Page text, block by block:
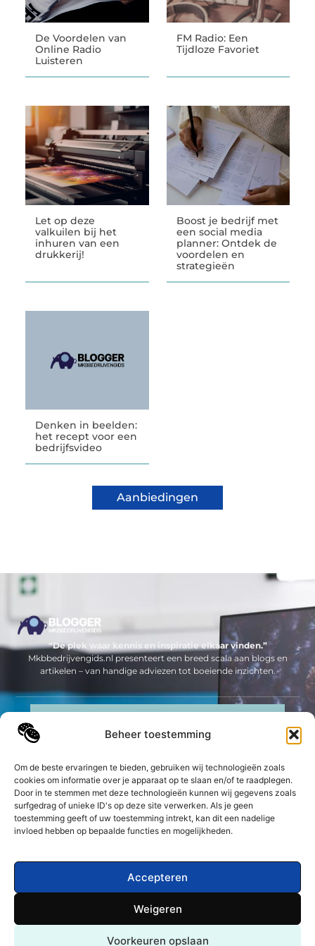
Beheer toestemming
Om de beste ervaringen te bieden, gebruiken wij technologieën zoals
cookies om informatie over je apparaat op te slaan en/of te raadplegen.
Door in te stemmen met deze technologieën kunnen wij gegevens zoals
surfgedrag of unieke ID's op deze site verwerken. Als je geen
toestemming geeft of uw toestemming intrekt, kan dit een nadelige
invloed hebben op bepaalde functies en mogelijkheden.
Accepteren
Weigeren
Voorkeuren opslaan
Top
De Voordelen van
Online Radio
Luisteren
FM Radio: Een
Tijdloze Favoriet
Let op deze
valkuilen bij het
inhuren van een
drukkerij!
Boost je bedrijf met
een social media
planner: Ontdek de
voordelen en
strategieën
Denken in beelden:
het recept voor een
bedrijfsvideo
Aanbiedingen
“De plek waar kennis en inspiratie elkaar vinden.”
Mkbbedrijvengids.nl presenteert een breed scala aan blogs en
artikelen – van handige adviezen tot boeiende inzichten.
Sitelinks
De best gelezen stukken op een rij
Tipi glamping
Hoe geef je een magisch verjaardagsfeest?
De voordelen van kunststof kozijnen: Een slimme
Probeer een rollator eerst uit voordat je deze aanschaft
Attentie ZZP’er
Bericht categorie